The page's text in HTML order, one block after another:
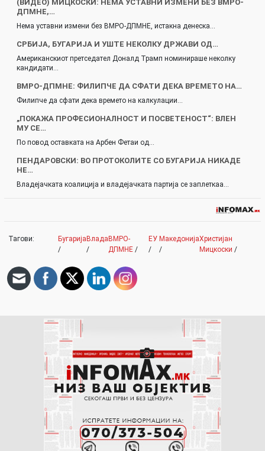
(ВИДЕО) МИЦКОСКИ: НЕМА УСТАВНИ ИЗМЕНИ БЕЗ ВМРО-
ДПМНЕ,…
Нема уставни измени без ВМРО-ДПМНЕ, истакна денеска…
СРБИЈА, БУГАРИЈА И УШТЕ НЕКОЛКУ ДРЖАВИ ОД…
Американскиот претседател Доналд Трамп номинираше неколку
кандидати…
ВМРО-ДПМНЕ: ФИЛИПЧЕ ДА СФАТИ ДЕКА ВРЕМЕТО НА…
Филипче да сфати дека времето на калкулации…
„ПОКАЖА ПРОФЕСИОНАЛНОСТ И ПОСВЕТЕНОСТ“: ВЛЕН
МУ СЕ…
По повод оставката на Арбен Фетаи од…
ПЕНДАРОВСКИ: ВО ПРОТОКОЛИТЕ СО БУГАРИЈА НИКАДЕ
НЕ…
Владејачката коалиција и владејачката партија се заплеткаа…
Тагови:
Бугарија
/
Влада
/
ВМРО-
ДПМНЕ /
ЕУ
/
Македонија
/
Христијан
Мицкоски /